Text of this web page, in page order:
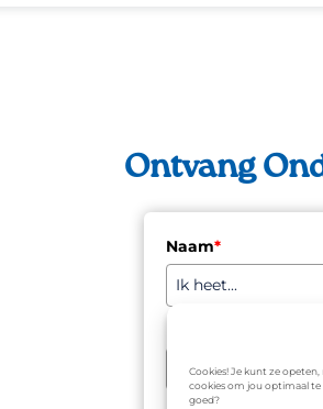
Cookies! Je kunt ze
cookies om jou optimaal te
goed?
Ontvang
Naam*